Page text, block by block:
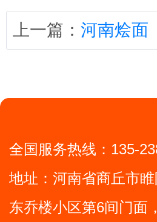
上一篇： 河南烩面
全国服务热线： 135-
地址： 河南省商丘市
东乔楼小区第6间门面